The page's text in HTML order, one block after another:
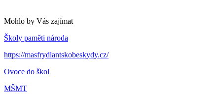
Mohlo by Vás zajímat
Školy paměti národa
https://masfrydlantskobeskydy.cz/
Ovoce do škol
MŠMT